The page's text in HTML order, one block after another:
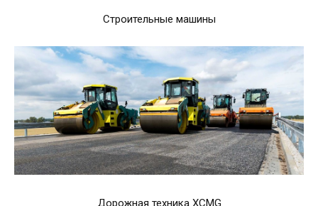
Строительные машины
Дорожная техника XCMG